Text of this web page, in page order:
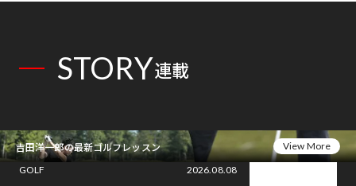
STORY連載
吉田洋一郎の最新ゴルフレッスン
View More
GOLF
2026.08.08